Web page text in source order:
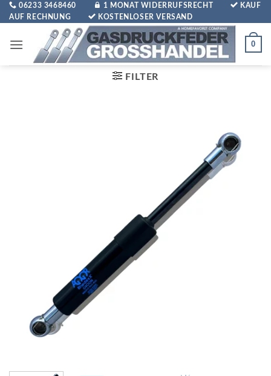
Zum
Inhalt
06233 3468460 1 MONAT WIDERRUFSRECHT
KAUF
AUF RECHNUNG
KOSTENLOSER VERSAND
0
FILTER